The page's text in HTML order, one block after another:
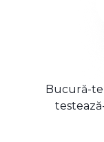
Bucură-te